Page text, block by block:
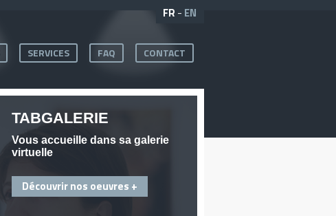
FR - EN
SERVICES FAQ CONTACT